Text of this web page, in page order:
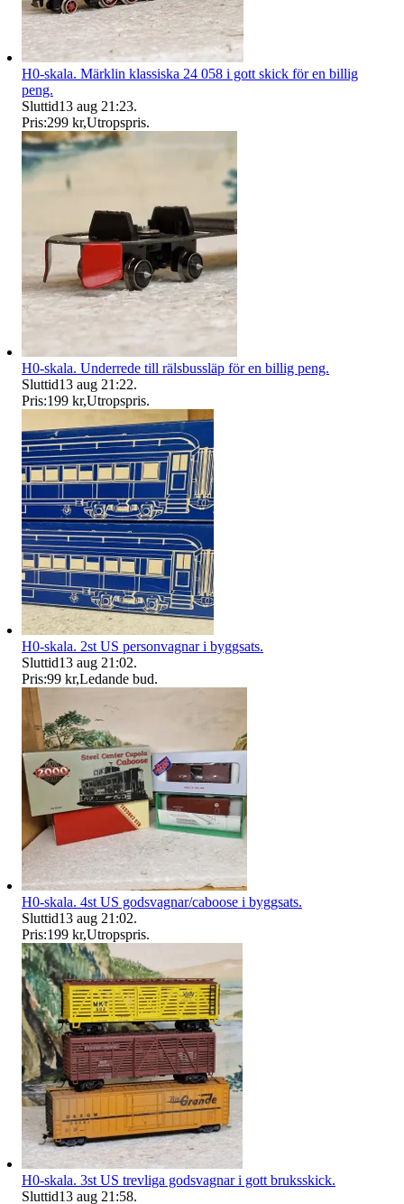
H0-skala. Märklin klassiska 24 058 i gott skick för en billig
peng.
Sluttid13 aug 21:23.
Pris:299 kr,Utropspris.
H0-skala. Underrede till rälsbussläp för en billig peng.
Sluttid13 aug 21:22.
Pris:199 kr,Utropspris.
H0-skala. 2st US personvagnar i byggsats.
Sluttid13 aug 21:02.
Pris:99 kr,Ledande bud.
H0-skala. 4st US godsvagnar/caboose i byggsats.
Sluttid13 aug 21:02.
Pris:199 kr,Utropspris.
H0-skala. 3st US trevliga godsvagnar i gott bruksskick.
Sluttid13 aug 21:58.